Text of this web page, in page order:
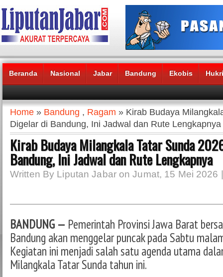
Beranda Nasional Jabar Bandung Ekobis
Headlines News :
Home » Bandung , Ragam » Kirab Budaya
Digelar di Bandung, Ini Jadwal dan Rute Lengkapnya
Kirab Budaya Milangkala Tatar Sunda
Bandung, Ini Jadwal dan Rute Lengkapnya
Written By Liputan Jabar on Jumat, 15 Mei 2026
BANDUNG — Pemerintah Provinsi Jawa Barat
Bandung akan menggelar puncak pada Sabtu
Kegiatan ini menjadi salah satu agenda utama
Milangkala Tatar Sunda tahun ini.